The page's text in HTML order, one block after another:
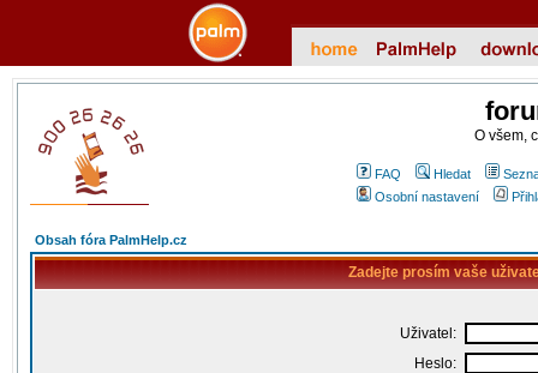
O všem,
FAQ Hledat
Osobní nastavení
Obsah fóra PalmHelp.cz
Zadejte prosím vaše
Uživatel:
Heslo: